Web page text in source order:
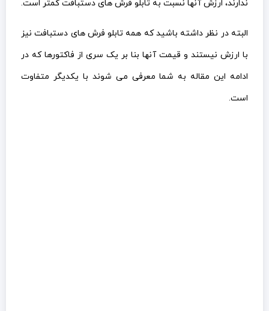
ندارند، ارزش آنها نسبت به تابلو فرش های دستبافت کمتر است.
البته در نظر داشته باشید که همه تابلو فرش های دستبافت نیز
با ارزش نیستند و قیمت آنها بنا بر یک سری از فاکتورها که در
ادامه این مقاله به شما معرفی می شوند با یکدیگر متفاوت
است.